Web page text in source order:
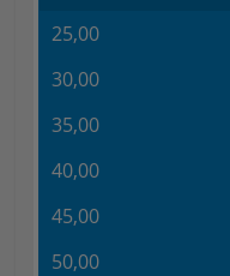
25,00
30,00
35,00
40,00
45,00
50,00